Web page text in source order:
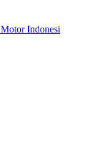
Indonesi